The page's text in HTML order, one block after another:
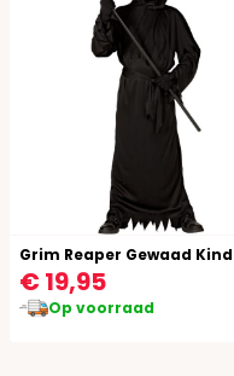
Grim Reaper Gewaad Kind
€ 19,95
Op voorraad